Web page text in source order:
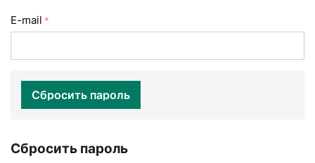
E-mail
Сбросить пароль
Сбросить пароль